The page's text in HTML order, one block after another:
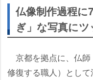
仏像制作過程
ぎ」な写真に
京都を拠点に、仏師
修復する職人）とし